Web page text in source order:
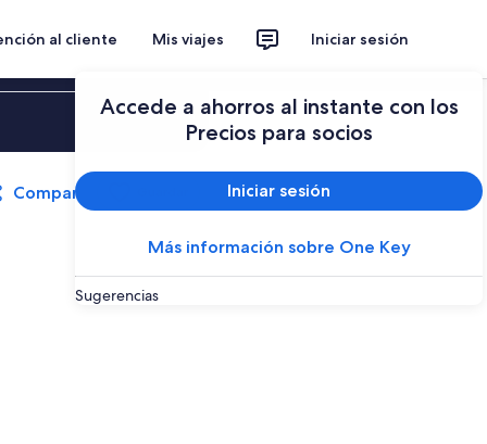
al cliente Mis viajes Iniciar sesión
Accede a ahorros al instante con los
Precios para socios
Iniciar sesión
Más información sobre One Key
Sugerencias
Iniciar sesión
Compartir